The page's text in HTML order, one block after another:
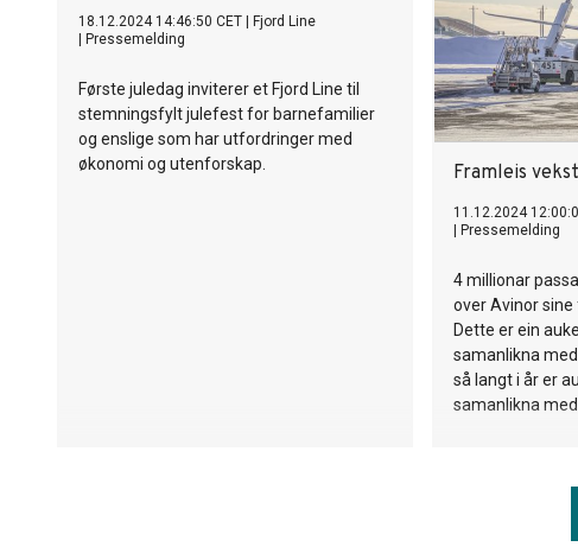
handlingsrom
sier fungerende
Kirsebom.
18.12.2024 14:46:50 CET
Fjord Line
Pressemelding
Første juledag inviterer et Fjord Line til
stemningsfylt julefest for barnefamilier
og enslige som har utfordringer med
økonomi og utenforskap.
Framleis
11.12.2024
Pressemelding
4 millionar
over Avinor sine
Dette er ein
samanlikna
så langt i år er
samanlikna